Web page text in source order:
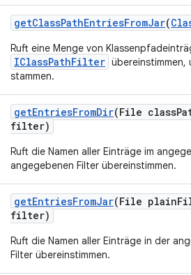
getClassPathEntriesFromJar(
Ruft eine Menge von
IClassPathFilter übereinstimmen,
stammen.
getEntriesFromDir(File class
filter)
Ruft die Namen aller Einträge im
angegebenen Filter übereinstimmen.
getEntriesFromJar(File plain
filter)
Ruft die Namen aller Einträge in der
Filter übereinstimmen.